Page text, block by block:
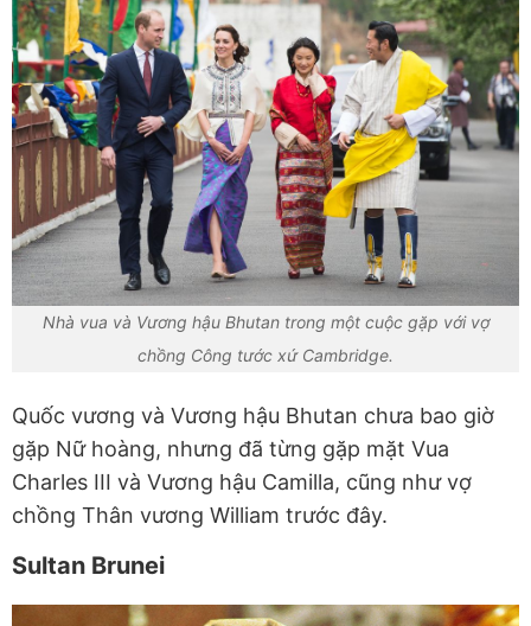
Nhà vua và Vương hậu Bhutan trong một cuộc gặp với vợ
chồng Công tước xứ Cambridge.
Quốc vương và Vương hậu Bhutan chưa bao giờ
gặp Nữ hoàng, nhưng đã từng gặp mặt Vua
Charles III và Vương hậu Camilla, cũng như vợ
chồng Thân vương William trước đây.
Sultan Brunei